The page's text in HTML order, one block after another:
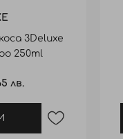
3Deluxe
250ml
лв.